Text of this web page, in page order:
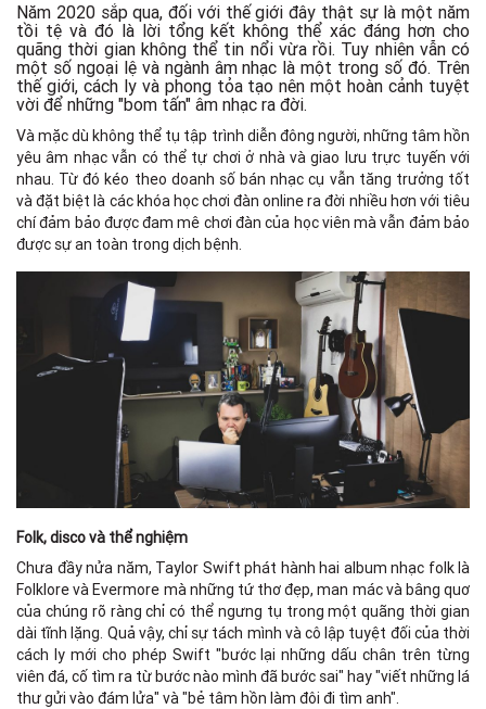
Năm 2020 sắp qua, đối với thế giới đây thật sự là một năm
tồi tệ và đó là lời tổng kết không thể xác đáng hơn cho
quãng thời gian không thể tin nổi vừa rồi. Tuy nhiên vẫn có
một số ngoại lệ và ngành âm nhạc là một trong số đó. Trên
thế giới, cách ly và phong tỏa tạo nên một hoàn cảnh tuyệt
vời để những "bom tấn" âm nhạc ra đời.
Và mặc dù không thể tụ tập trình diễn đông người, những tâm hồn
yêu âm nhạc vẫn có thể tự chơi ở nhà và giao lưu trực tuyến với
nhau. Từ đó kéo theo doanh số bán nhạc cụ vẫn tăng trưởng tốt
và đặt biệt là các khóa học chơi đàn online ra đời nhiều hơn với tiêu
chí đảm bảo được đam mê chơi đàn của học viên mà vẫn đảm bảo
được sự an toàn trong dịch bệnh.
Folk, disco và thể nghiệm
Chưa đầy nửa năm, Taylor Swift phát hành hai album nhạc folk là
Folklore và Evermore mà những tứ thơ đẹp, man mác và bâng quơ
của chúng rõ ràng chỉ có thể ngưng tụ trong một quãng thời gian
dài tĩnh lặng. Quả vậy, chỉ sự tách mình và cô lập tuyệt đối của thời
cách ly mới cho phép Swift "bước lại những dấu chân trên từng
viên đá, cố tìm ra từ bước nào mình đã bước sai" hay "viết những lá
thư gửi vào đám lửa" và "bẻ tâm hồn làm đôi đi tìm anh".